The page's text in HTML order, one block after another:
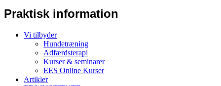
Praktisk information
Vi tilbyder
Hundetræning
Adfærdsterapi
Kurser & seminarer
EES Online Kurser
Artikler